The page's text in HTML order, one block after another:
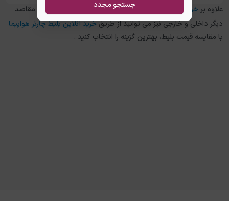
جستجو مجدد علاوه بر خرید بلیط هواپیما Dalamanبهتهران
، در چارتر 118 برای مقاصد
دیگر داخلی و خارجی نیز می توانید از طریقخرید آنلاین بلیط چارتر هواپیما
با مقایسه قیمت بلیط، بهترین گزینه را انتخاب کنید .